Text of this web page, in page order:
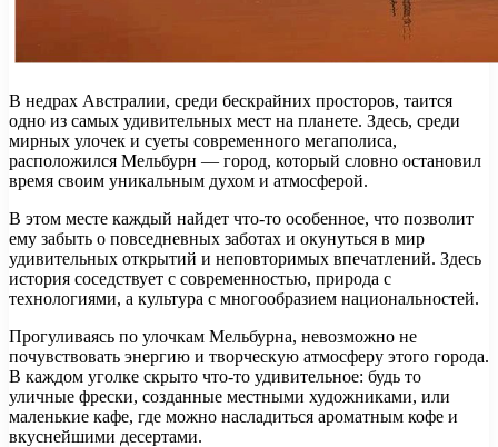
В недрах Австралии, среди бескрайних просторов, таится
одно из самых удивительных мест на планете. Здесь, среди
мирных улочек и суеты современного мегаполиса,
расположился Мельбурн — город, который словно остановил
время своим уникальным духом и атмосферой.
В этом месте каждый найдет что-то особенное, что позволит
ему забыть о повседневных заботах и окунуться в мир
удивительных открытий и неповторимых впечатлений. Здесь
история соседствует с современностью, природа с
технологиями, а культура с многообразием национальностей.
Прогуливаясь по улочкам Мельбурна, невозможно не
почувствовать энергию и творческую атмосферу этого города.
В каждом уголке скрыто что-то удивительное: будь то
уличные фрески, созданные местными художниками, или
маленькие кафе, где можно насладиться ароматным кофе и
вкуснейшими десертами.